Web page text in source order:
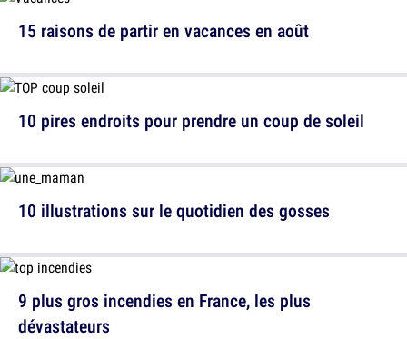
15 raisons de partir en vacances en août
10 illustrations sur le quotidien des gosses
10 pires endroits pour prendre un coup de soleil
9 plus gros incendies en France, les plus
dévastateurs